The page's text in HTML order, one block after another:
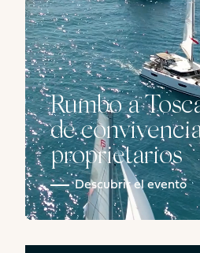
Rumbo a
de
proprietarios
Descubrir el evento